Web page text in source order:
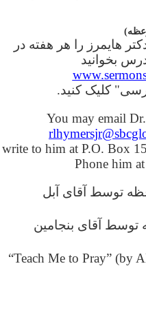
هایمرز را هر هفته در
بخوانید
کلیک کنید.
You may email
write to him at P.O. Box
Phone him
توسط آقای آبل
آقای بنجامین
“Teach Me to Pray” (by